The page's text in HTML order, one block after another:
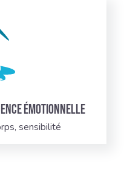
émotionnelle
sensibilité